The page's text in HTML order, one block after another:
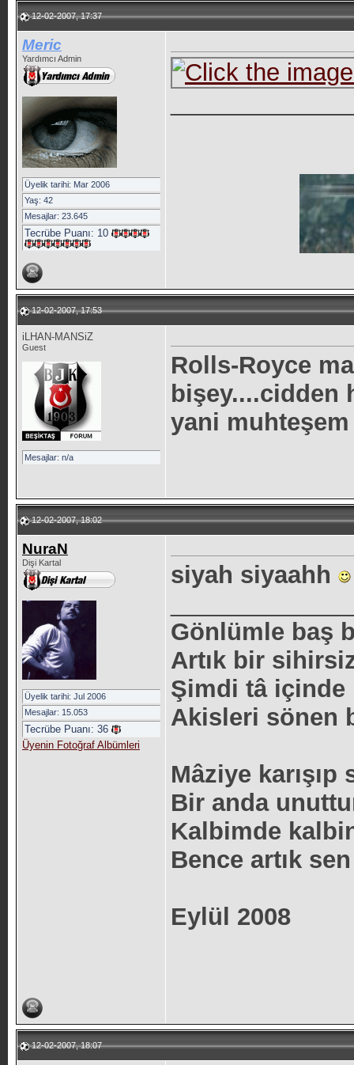
12-02-2007, 17:37
Meric
Yardımcı Admin
Üyelik tarihi: Mar 2006
Yaş: 42
Mesajlar: 23.645
Tecrübe Puanı: 10
12-02-2007, 17:53
iLHAN-MANSiZ
Guest
Mesajlar: n/a
Rolls-Royce
bişey....cidden
yani
12-02-2007, 18:02
NuraN
Dişi Kartal
Üyelik tarihi: Jul 2006
Mesajlar: 15.053
Tecrübe Puanı: 36
Üyenin Fotoğraf Albümleri
siyah siyaahh
Gönlümle baş
Artık bir
Şimdi tâ
Akisleri sönen
Mâziye
Bir anda
Kalbimde
Bence artık
Eylül 2008
12-02-2007, 18:07